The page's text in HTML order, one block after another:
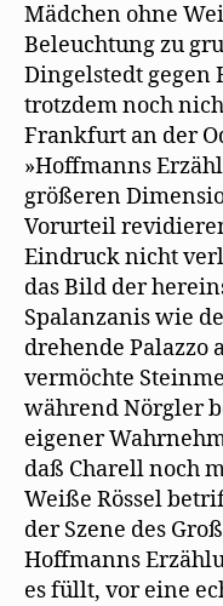
Mädchen ohne
Beleuchtung zu
Dingelstedt gegen
trotzdem noch
Frankfurt an der
»Hoffmanns
größeren
Vorurteil
Eindruck nicht
das Bild der
Spalanzanis wie
drehende Palazzo
vermöchte
während Nörgler
eigener
daß Charell noch
Weiße Rössel
der Szene des
Hoffmanns
es füllt, vor eine